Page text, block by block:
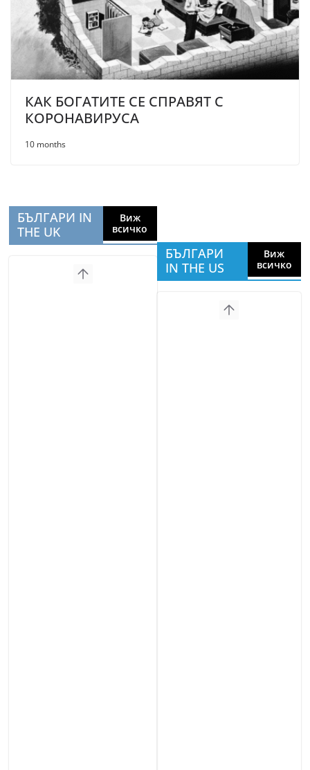
КАК БОГАТИТЕ СЕ СПРАВЯТ С
КОРОНАВИРУСА
10 months
БЪЛГАРИ IN
THE UK
Виж
всичко
БЪЛГАРИ
IN THE US
Виж
всичко